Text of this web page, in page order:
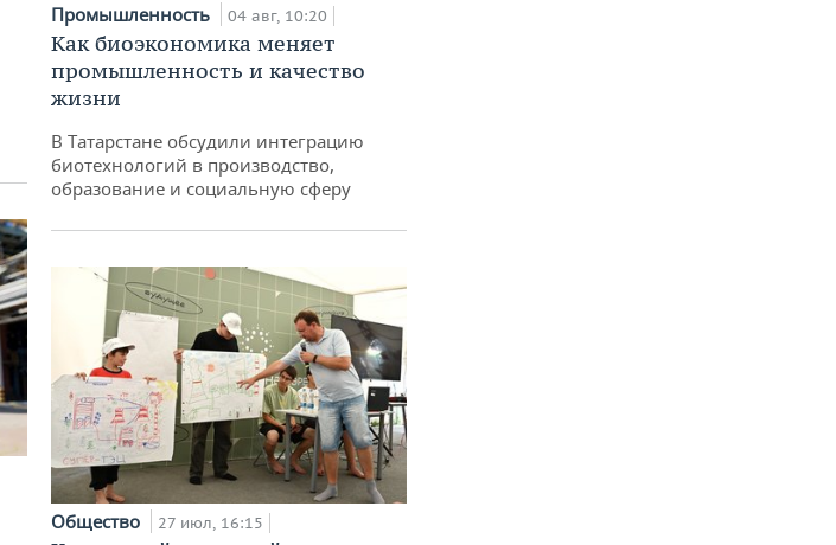
Промышленность 04 авг, 10:20
Как биоэкономика меняет
промышленность и качество
жизни
В Татарстане обсудили интеграцию
биотехнологий в производство,
образование и социальную сферу
Общество 27 июл, 16:15